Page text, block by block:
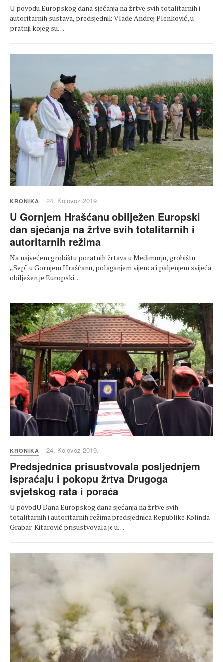
U povodu Europskog dana sjećanja na žrtve svih totalitarnih i
autoritarnih sustava, predsjednik Vlade Andrej Plenković, u
pratnji kojeg su…
KRONIKA 24. Kolovoz 2019.
U Gornjem Hrašćanu obilježen Europski
dan sjećanja na žrtve svih totalitarnih i
autoritarnih režima
Na najvećem grobištu poratnih žrtava u Međimurju, grobištu
„Sep“ u Gornjem Hrašćanu, polaganjem vijenca i paljenjem svijeća
obilježen je Europski…
KRONIKA 24. Kolovoz 2019.
Predsjednica prisustvovala posljednjem
ispraćaju i pokopu žrtva Drugoga
svjetskog rata i poraća
U povodU Dana Europskog dana sjećanja na žrtve svih
totalitarnih i autoritarnih režima predsjednica Republike Kolinda
Grabar-Kitarović prisustvovala je u…